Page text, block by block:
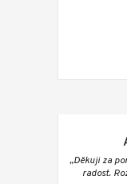
„Děkuji za
radost.